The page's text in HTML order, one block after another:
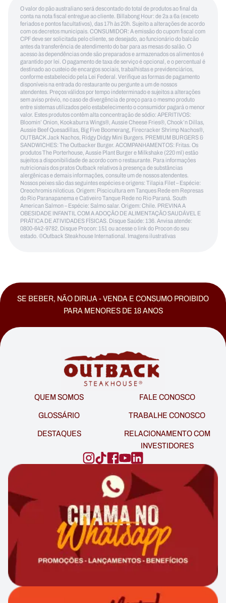
O valor do pão australiano será descontado do total de produtos ao final da
conta na nota fiscal entregue ao cliente. Billabong Hour: de 2a a 6a (exceto
feriados e pontos facultativos), das 17h às 20h. Sujeito a alterações de acordo
com os decretos municipais. CONSUMIDOR: A emissão do cupom fiscal com
CPF deve ser solicitada pelo cliente, se desejado, ao funcionário do balcão
antes da transferência de atendimento do bar para as mesas do salão. O
acesso às dependências onde são preparados e armazenados os alimentos é
garantido por lei. O pagamento de taxa de serviço é opcional, e o percentual é
destinado ao custeio de encargos sociais, trabalhistas e previdenciários,
conforme estabelecido pela Lei Federal. Verifique as formas de pagamento
disponíveis na entrada do restaurante ou pergunte a um de nossos
atendentes. Preços válidos por tempo indeterminado e sujeitos a alterações
sem aviso prévio, no caso de divergência de preço para o mesmo produto
entre sistemas utilizados pelo estabelecimento o consumidor pagará o menor
valor. Estes produtos contêm alta concentração de sódio: APERITIVOS:
Bloomin’ Onion, Kookaburra Wings®, Aussie Cheese Fries®, Chook’n Dillas,
Aussie Beef Quesadillas, Big Five Boomerang, Firecracker Shrimp Nachos®,
OUTBACK Jack Nachos, Ridgy Didgy Mini Burgers. PREMIUM BURGERS &
SANDWICHES: The Outbacker Burger. ACOMPANHAMENTOS: Fritas. Os
produtos The Porterhouse, Aussie Plant Burger e Milkshake (220 ml) estão
sujeitos a disponibilidade de acordo com o restaurante. Para informações
nutricionais dos pratos Outback relativos à presença de substâncias
alergênicas e demais informações, consulte um de nossos atendentes.
Nossos peixes são das seguintes espécies e origens: Tilapia Filet – Espécie:
Oreochromis niloticus. Origem: Piscicultura em Tanques Rede em Represas
do Rio Paranapanema e Cativeiro Tanque Rede no Rio Paraná. South
American Salmon – Espécie: Salmo salar. Origem: Chile. PREVINA A
OBESIDADE INFANTIL COM A ADOÇÃO DE ALIMENTAÇÃO SAUDÁVEL E
PRÁTICA DE ATIVIDADES FÍSICAS. Disque Saúde: 136. Anvisa atende:
0800-642-9782. Disque Procon: 151 ou acesse o link do Procon do seu
estado. ©Outback Steakhouse International. Imagens ilustrativas
SE BEBER, NÃO DIRIJA - VENDA E CONSUMO PROIBIDO
PARA MENORES DE 18 ANOS
QUEM SOMOS
FALE CONOSCO
GLOSSÁRIO
TRABALHE CONOSCO
DESTAQUES
RELACIONAMENTO COM
INVESTIDORES